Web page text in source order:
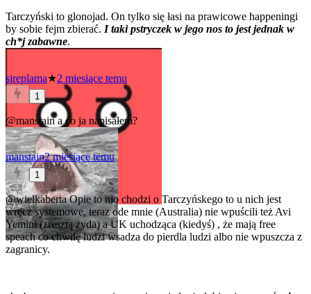
Tarczyński to glonojad. On tylko się łasi na prawicowe happeningi
by sobie fejm zbierać. I taki pstryczek w jego nos to jest jednak w
ch*j zabawne.
sireplama★2 miesiące temu
1
@manstaina co ja napisałem?
manstain2 miesiące temu
1
@wielkabertaOpie to nio chodzi o Tarczyńskego to u nich jest
wręcz systemowe, teraz ode mnie (Australia) nie wpuścili też Avi
Yemini (zresztą żyda) a UK uchodząca (kiedyś) , że mają free
speach co chwilę ludzi wsadza do pierdla ludzi albo nie wpuszcza z
zagranicy.